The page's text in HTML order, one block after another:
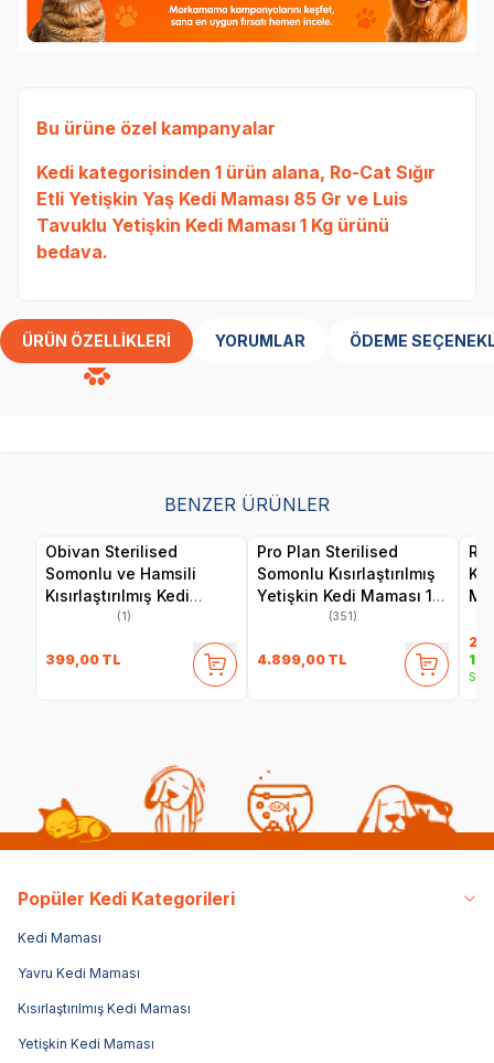
Bu ürüne özel kampanyalar
Kedi kategorisinden 1 ürün alana, Ro-Cat Sığır
Etli Yetişkin Yaş Kedi Maması 85 Gr ve Luis
Tavuklu Yetişkin Kedi Maması 1 Kg ürünü
bedava.
ÜRÜN ÖZELLIKLERI YORUMLAR ÖDEME
BENZER ÜRÜNLER
Obivan Sterilised
Somonlu ve Hamsili
Kısırlaştırılmış Kedi
Maması 2 kg
(1)
399,00 TL
Pro Plan Sterilised
Somonlu Kısırlaştırılmış
Yetişkin Kedi Maması 10
(351)
4.899,00 TL
Popüler Kedi Kategorileri
Kedi Maması
Yavru Kedi Maması
Kısırlaştırılmış Kedi Maması
Yetişkin Kedi Maması